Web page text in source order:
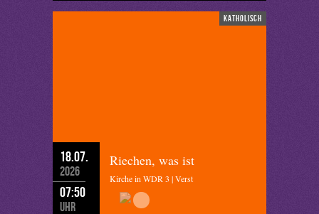
katholisch
18.07.
2026
07:50
Uhr
Riechen, was ist
Kirche in WDR 3 | Verst